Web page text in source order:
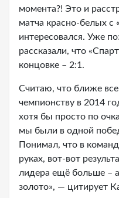
момента?! Это и
матча красно-белых
интересовался. Уже
рассказали, что
концовке – 2:1.
Считаю, что ближе
чемпионству в 2014
хотя бы просто по
мы были в одной
Понимал, что в
руках, вот-вот
лидера ещё больше –
золото», — цитирует